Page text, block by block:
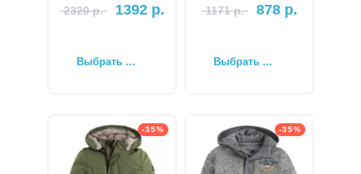
2320р. 1392 р.
Выбрать ...
1171р. 878р.
Выбрать ...
-35% -35%